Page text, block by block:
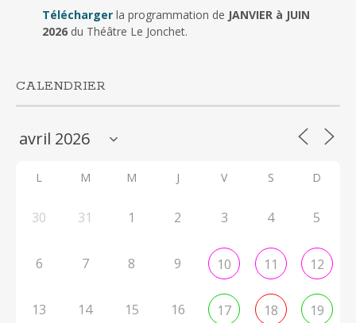
Télécharger la programmation de JANVIER à JUIN
2026du Théâtre Le Jonchet.
CALENDRIER
L M M J V S D
30 31 1 2 3 4 5
6 7 8 9 10 11 12
13 14 15 16 17 18 19